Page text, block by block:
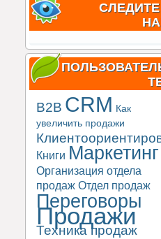
B2B CRM Как
увеличить продажи
Книги Маркетинг
Организация отдела
продаж Отдел продаж
Переговоры
Продажи
Техника продаж